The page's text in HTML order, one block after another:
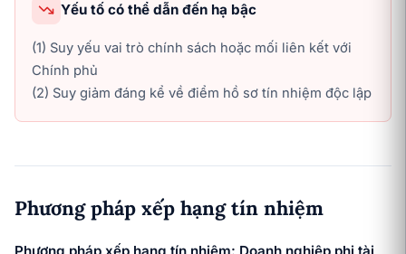
Yếu tố có thể dẫn đến hạ bậc
(1) Suy yếu vai trò chính sách hoặc mối liên kết với
Chính phủ
(2) Suy giảm đáng kể về điểm hồ sơ tín nhiệm độc lập
Phương pháp xếp hạng tín nhiệm